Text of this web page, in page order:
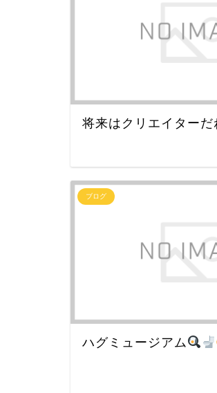
将来はクリエイターだ
ブログ
ハグミュージアム